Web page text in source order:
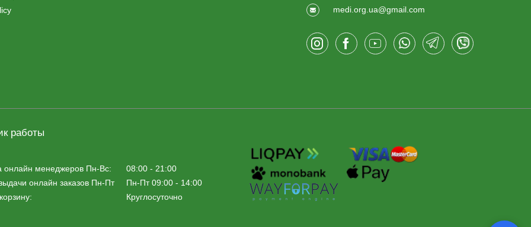
medi.org.ua@gmail.com
работы
онлайн менеджеров Пн-Вс:
08:00 - 21:00
онлайн заказов Пн-Пт
Пн-Пт 09:00 - 14:00
Круглосуточно